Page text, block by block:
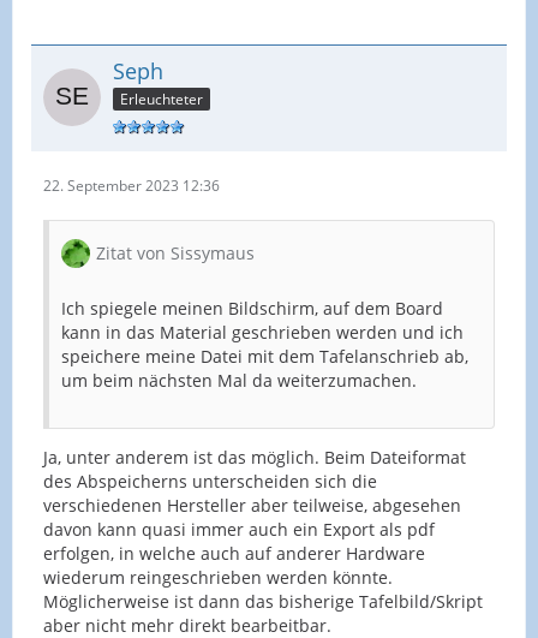
Seph
Erleuchteter
22. September 2023 12:36
Zitat von Sissymaus
Ich spiegele meinen Bildschirm, auf dem Board
kann in das Material geschrieben werden und ich
speichere meine Datei mit dem Tafelanschrieb ab,
um beim nächsten Mal da weiterzumachen.
Ja, unter anderem ist das möglich. Beim Dateiformat
des Abspeicherns unterscheiden sich die
verschiedenen Hersteller aber teilweise, abgesehen
davon kann quasi immer auch ein Export als pdf
erfolgen, in welche auch auf anderer Hardware
wiederum reingeschrieben werden könnte.
Möglicherweise ist dann das bisherige Tafelbild/Skript
aber nicht mehr direkt bearbeitbar.